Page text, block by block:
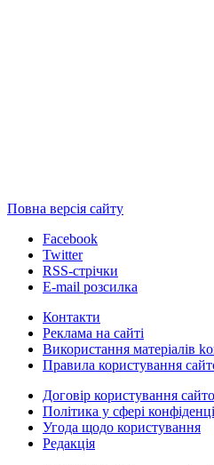
Повна версія сайту
Facebook
Twitter
RSS-стрічки
E-mail розсилка
Контакти
Реклама на сайті
Використання матеріалів
Правила користування
Договір користування
Політика у сфері
Угода щодо користування
Редакція